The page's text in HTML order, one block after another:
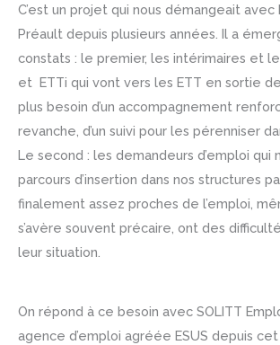
C’est un projet qui nous démangeait avec
Préault depuis plusieurs années. Il a
constats : le premier, les intérimaires et
et ETTi qui vont vers les ETT en sortie de
plus besoin d’un accompagnement
revanche, d’un suivi pour les pérenniser
Le second : les demandeurs d’emploi qui
parcours d’insertion dans nos structures
finalement assez proches de l’emploi,
s’avère souvent précaire, ont des
leur situation.
On répond à ce besoin avec SOLITT
agence d’emploi agréée ESUS depuis